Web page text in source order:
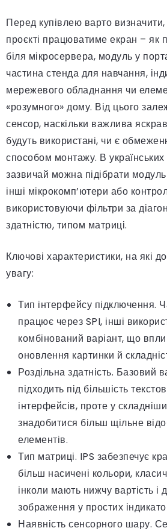
Перед купівлею варто
проєкті працюватиме екран – як
біля мікросервера, модуль у
частина стенда для навчання,
мережевого обладнання чи
«розумного» дому. Від цього
сенсор, наскільки важлива
будуть використані, чи є
способом монтажу. В
зазвичай можна підібрати
інші мікрокомп’ютери або
використовуючи фільтри за
здатністю, типом матриці.
Ключові характеристики, на які
увагу:
Тип інтерфейсу підключення.
працює через SPI, інші
комбінований варіант, що
оновлення картинки й
Роздільна здатність. Базовий
підходить під більшість
інтерфейсів, проте у
знадобитися більш щільне
елементів.
Тип матриці. IPS забезпечує
більш насичені кольори,
інколи мають нижчу вартість і
зображення у простих
Наявність сенсорного шару.